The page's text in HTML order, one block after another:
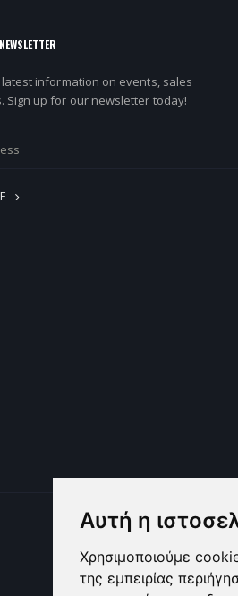
Αυτή η
Χρησιμοποιούμε
της εμπειρίας
information on events, sales
Sign up for our newsletter today!